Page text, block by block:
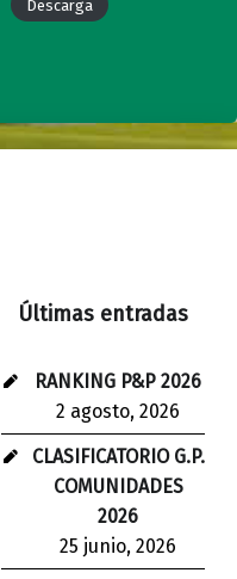
Descarga
Últimas entradas
RANKING P&P 2026
2 agosto, 2026
CLASIFICATORIO G.P.
COMUNIDADES
2026
25 junio, 2026